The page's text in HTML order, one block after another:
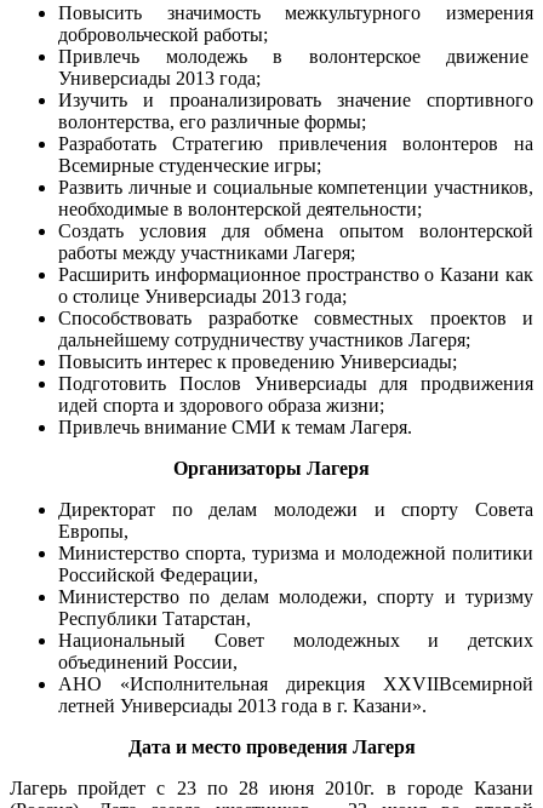
Повысить значимость межкультурного измерения
добровольческой работы;
Привлечь молодежь в волонтерское движение
Универсиады 2013 года;
Изучить и проанализировать значение спортивного
волонтерства, его различные формы;
Разработать Стратегию привлечения волонтеров на
Всемирные студенческие игры;
Развить личные и социальные компетенции участников,
необходимые в волонтерской деятельности;
Создать условия для обмена опытом волонтерской
работы между участниками Лагеря;
Расширить информационное пространство о Казани как
о столице Универсиады 2013 года;
Способствовать разработке совместных проектов и
дальнейшему сотрудничеству участников Лагеря;
Повысить интерес к проведению Универсиады;
Подготовить Послов Универсиады для продвижения
идей спорта и здорового образа жизни;
Привлечь внимание СМИ к темам Лагеря.
Организаторы Лагеря
Директорат по делам молодежи и спорту Совета
Европы,
Министерство спорта, туризма и молодежной политики
Российской Федерации,
Министерство по делам молодежи, спорту и туризму
Республики Татарстан,
Национальный Совет молодежных и детских
объединений России,
АНО «Исполнительная дирекция XXVIIВсемирной
летней Универсиады 2013 года в г. Казани».
Дата и место проведения Лагеря
Лагерь пройдет с 23 по 28 июня 2010г. в городе Казани